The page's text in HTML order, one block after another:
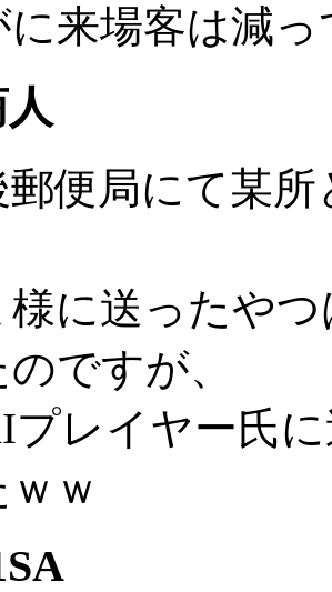
に来場客は減
郵便局にて某
様に送ったや
ですが、
プレイヤー氏
ｗ